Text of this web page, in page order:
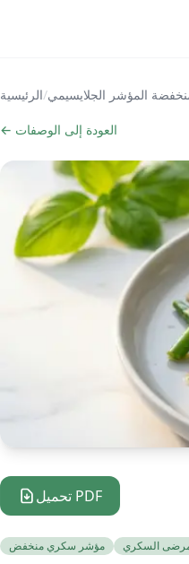
الرئيسية/المؤشر الجلايسيمي
← العودة إلى الوصفات
تحميل PDF
مؤشر سكري منخفض السكري